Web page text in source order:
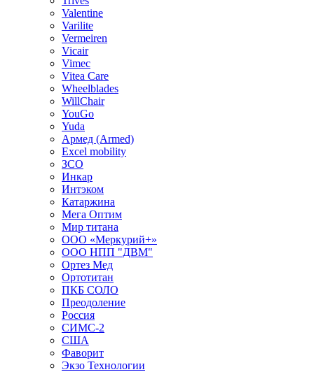
Valentine
Varilite
Vermeiren
Vicair
Vimec
Vitea Care
Wheelblades
WillChair
YouGo
Yuda
Армед (Armed)
Еxcel mobility
ЗСО
Инкар
Интэком
Катаржина
Мега Оптим
Мир титана
ООО «Меркурий+»
ООО НПП "ДВМ"
Ортез Мед
Ортотитан
ПКБ СОЛО
Преодоление
Россия
СИМС-2
США
Фаворит
Экзо Технологии